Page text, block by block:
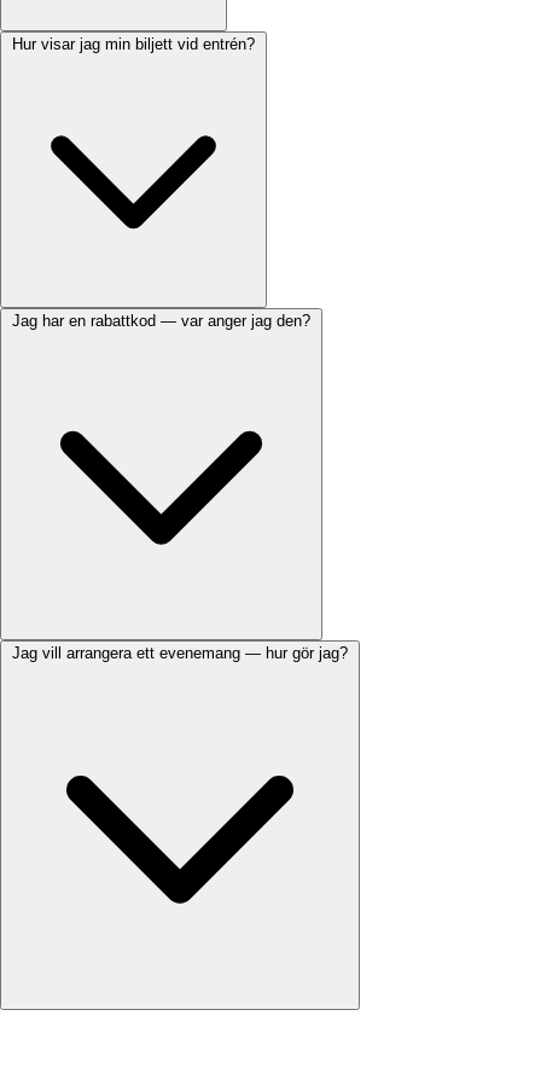
Hur visar jag min biljett vid entrén?
Jag har en rabattkod — var anger jag den?
Jag vill arrangera ett evenemang — hur gör jag?